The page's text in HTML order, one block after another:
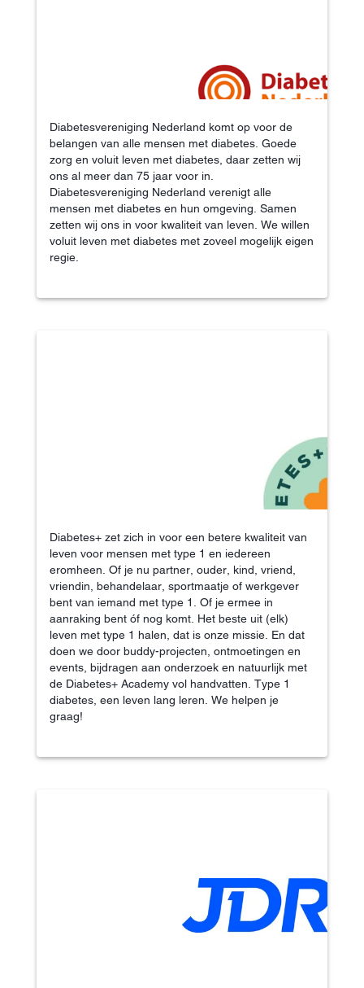
Diabetesvereniging Nederland komt op voor de
belangen van alle mensen met diabetes. Goede
zorg en voluit leven met diabetes, daar zetten wij
ons al meer dan 75 jaar voor in.
Diabetesvereniging Nederland verenigt alle
mensen met diabetes en hun omgeving. Samen
zetten wij ons in voor kwaliteit van leven. We willen
voluit leven met diabetes met zoveel mogelijk eigen
regie.
Diabetes+ zet zich in voor een betere kwaliteit van
leven voor mensen met type 1 en iedereen
eromheen. Of je nu partner, ouder, kind, vriend,
vriendin, behandelaar, sportmaatje of werkgever
bent van iemand met type 1. Of je ermee in
aanraking bent óf nog komt. Het beste uit (elk)
leven met type 1 halen, dat is onze missie. En dat
doen we door buddy-projecten, ontmoetingen en
events, bijdragen aan onderzoek en natuurlijk met
de Diabetes+ Academy vol handvatten. Type 1
diabetes, een leven lang leren. We helpen je
graag!